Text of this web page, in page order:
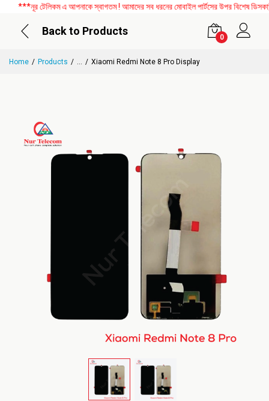
***নূর টেলিকম এ আপনাকে স্বাগতম ! আমাদের সব ধরনের মোবাইল পার্টসের উপর বিশেষ
Back to Products
0
Home Products ... Xiaomi Redmi Note 8 Pro Display